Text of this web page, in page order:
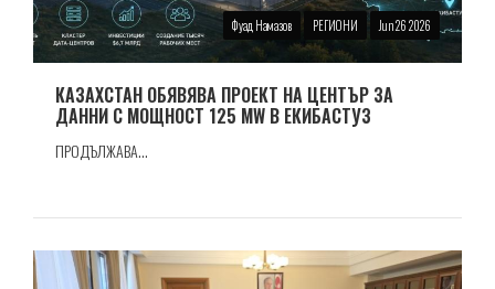
Фуад Намазов РЕГИОНИ Jun 26 2026
КАЗАХСТАН ОБЯВЯВА ПРОЕКТ НА ЦЕНТЪР ЗА
ДАННИ С МОЩНОСТ 125 MW В ЕКИБАСТУЗ
ПРОДЪЛЖАВА...